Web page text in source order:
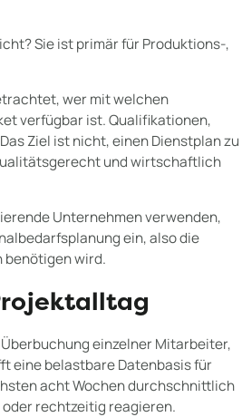
Sie ist primär für Produktions-,
wer mit welchen
verfügbar ist. Qualifikationen,
Ziel ist nicht, einen Dienstplan zu
und wirtschaftlich
Unternehmen verwenden,
ein, also die
benötigen wird.
einzelner Mitarbeiter,
eine belastbare Datenbasis für
acht Wochen durchschnittlich
rechtzeitig reagieren.